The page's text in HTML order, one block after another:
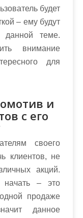
будет
– ему будут
данной теме.
внимание
для
и
с его
своего
клиентов, не
акций.
начать – это
продаже
данное